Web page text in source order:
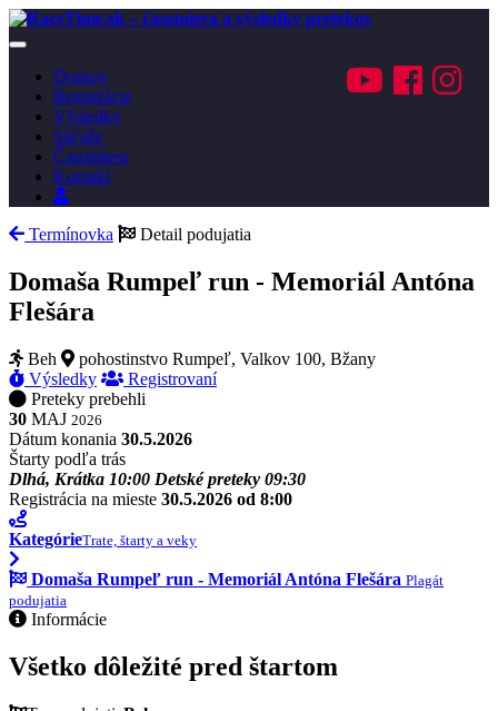
Toggle
navigationDomov
Registrácie
Výsledky
Súťaže
Časomiera
Kontakt
Prihlásenie
Termínovka Detail podujatia
Domaša Rumpeľ run - Memoriál Antóna
Flešára
Beh
pohostinstvo Rumpeľ, Valkov 100, Bžany
Výsledky
Registrovaní
Preteky prebehli
30 MAJ 2026
Dátum konania 30.5.2026
Štarty podľa trás
Dlhá, Krátka 10:00 Detské preteky 09:30
Registrácia na mieste 30.5.2026 od 8:00
KategórieTrate, štarty a veky
Domaša Rumpeľ run - Memoriál Antóna Flešára Plagát
podujatia
Informácie
Všetko dôležité pred štartom